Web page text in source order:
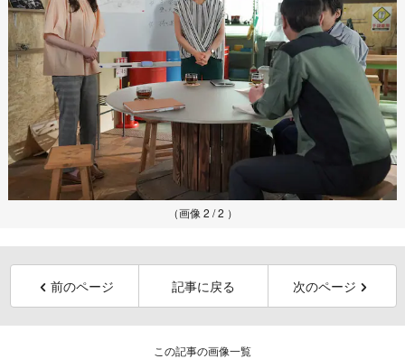
（画像 2 / 2 ）
前のページ 記事に戻る 次のページ
この記事の画像一覧